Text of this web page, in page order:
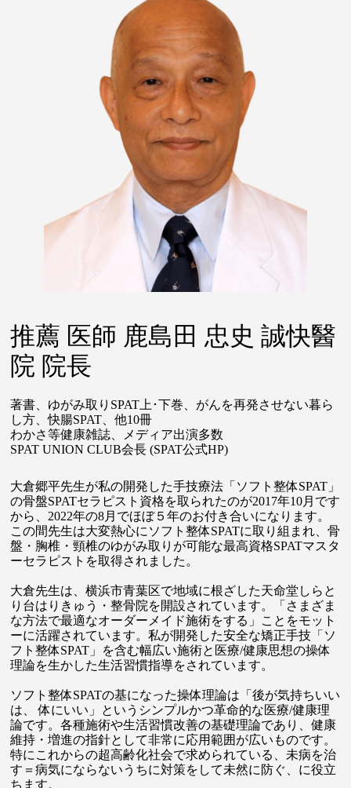
推薦 医師 鹿島田 忠史 誠快醫
院 院長
著書、ゆがみ取りSPAT上･下巻、がんを再発させない暮ら
し方、快腸SPAT、他10冊
わかさ等健康雑誌、メディア出演多数
SPAT UNION CLUB会長(SPAT公式HP)
大倉郷平先生が私の開発した手技療法「ソフト整体SPAT」
の骨盤SPATセラピスト資格を取られたのが2017年10月です
から、2022年の8月でほぼ５年のお付き合いになります。
この間先生は大変熱心にソフト整体SPATに取り組まれ、骨
盤・胸椎・頸椎のゆがみ取りが可能な最高資格SPATマスタ
ーセラピストを取得されました。
大倉先生は、横浜市青葉区で地域に根ざした天命堂しらと
り台はりきゅう・整骨院を開設されています。「さまざま
な方法で最適なオーダーメイド施術をする」ことをモット
ーに活躍されています。私が開発した安全な矯正手技「ソ
フト整体SPAT」を含む幅広い施術と医療/健康思想の操体
理論を生かした生活習慣指導をされています。
ソフト整体SPATの基になった操体理論は「後が気持ちいい
は、 体にいい」というシンプルかつ革命的な医療/健康理
論です。各種施術や生活習慣改善の基礎理論であり、健康
維持・増進の指針として非常に応用範囲が広いものです。
特にこれからの超高齢化社会で求められている、未病を治
す＝病気にならないうちに対策をして未然に防ぐ、に役立
ちます。